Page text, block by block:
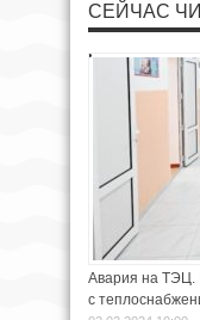
СЕЙЧАС
Авария на ТЭЦ.
с